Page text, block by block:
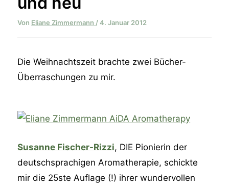
Von Eliane Zimmermann/4. Januar 2012
Die Weihnachtszeit brachte zwei Bücher-
Überraschungen zu mir.
Susanne Fischer-Rizzi, DIE Pionierin der
deutschsprachigen Aromatherapie, schickte
mir die 25ste Auflage (!) ihrer wundervollen